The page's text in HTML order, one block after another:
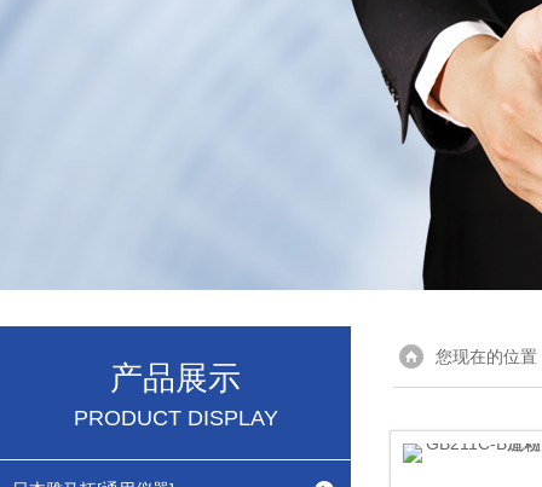
产品展示
PRODUCT DISPLAY
您现在的位置